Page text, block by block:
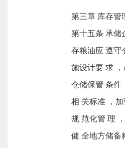
第三章 库存管
第十五条 承储
存粮油应 遵守
施设计要 求
仓储保管 条件
相 关标准 ，
规 范化管 理
健 全地方储备